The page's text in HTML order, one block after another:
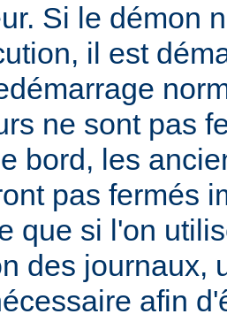
Si le démon
il est
ne sont pas
bord, les
pas fermés
que si l'on
des journaux,
afin